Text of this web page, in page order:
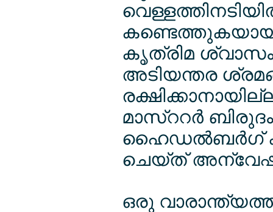
കൃത്രിമ
അടിയന്തര
മാസ്ററര്‍
ഹൈഡല്‍ബര്‍ഗ്
ചെയ്ത്
ഒരു